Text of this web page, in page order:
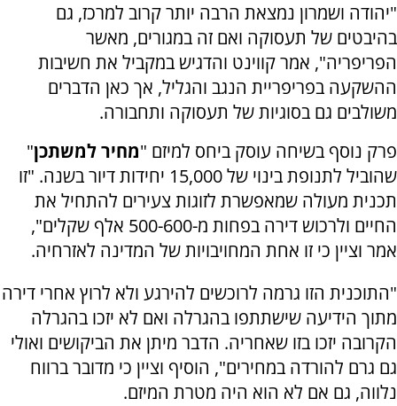
"יהודה ושמרון נמצאת הרבה יותר קרוב למרכז, גם
בהיבטים של תעסוקה ואם זה במגורים, מאשר
הפריפריה", אמר קווינט והדגיש במקביל את חשיבות
ההשקעה בפריפריית הנגב והגליל, אך כאן הדברים
משולבים גם בסוגיות של תעסוקה ותחבורה.
פרק נוסף בשיחה עוסק ביחס למיזם "מחיר למשתכן"
שהוביל לתנופת בינוי של 15,000 יחידות דיור בשנה. "זו
תכנית מעולה שמאפשרת לזוגות צעירים להתחיל את
החיים ולרכוש דירה בפחות מ-500-600 אלף שקלים",
אמר וציין כי זו אחת המחויבויות של המדינה לאזרחיה.
"התוכנית הזו גרמה לרוכשים להירגע ולא לרוץ אחרי דירה
מתוך הידיעה שישתתפו בהגרלה ואם לא יזכו בהגרלה
הקרובה יזכו בזו שאחריה. הדבר מיתן את הביקושים ואולי
גם גרם להורדה במחירים", הוסיף וציין כי מדובר ברווח
נלווה, גם אם לא הוא היה מטרת המיזם.